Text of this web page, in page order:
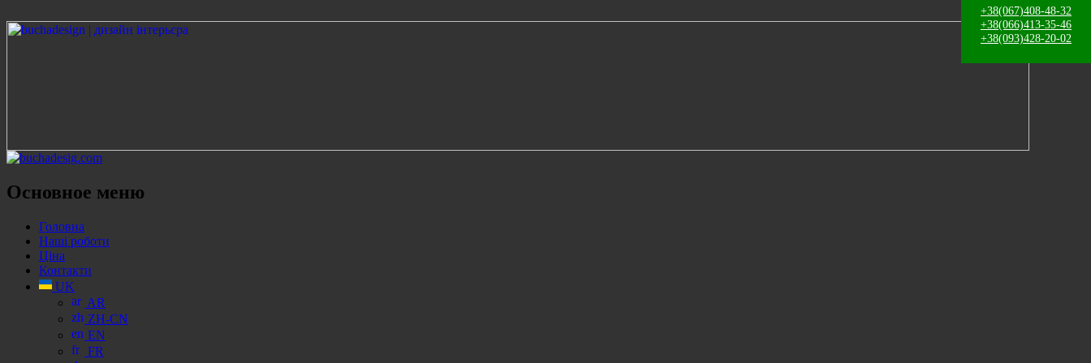
+38(067)408-48-32
+38(066)413-35-46
+38(093)428-20-02
Основное меню
Перейти
содержанию
Головна
Наші роботи
Ціна
Контакти
UK
AR
ZH-CN
EN
FR